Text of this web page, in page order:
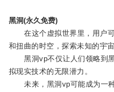
黑洞(永久免费)
在这个虚拟世界里，用户可
和扭曲的时空，探索未知的宇宙
黑洞vp不仅让人们领略到黑
拟现实技术的无限潜力。
未来，黑洞vp可能成为一种